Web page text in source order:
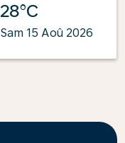
28°C
Sam 15 Aoû 2026